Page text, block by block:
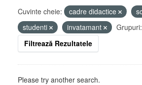
Cuvinte cheie: cadre didactice
studenti
invatamant Grupuri:
Filtrează Rezultatele
Please try another search.